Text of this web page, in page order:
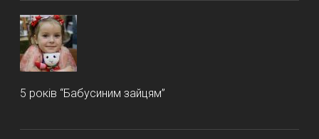
5 років “Бабусиним зайцям”